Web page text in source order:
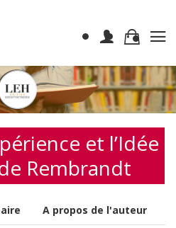
et l’Idée
Rembrandt
A propos de l'auteur